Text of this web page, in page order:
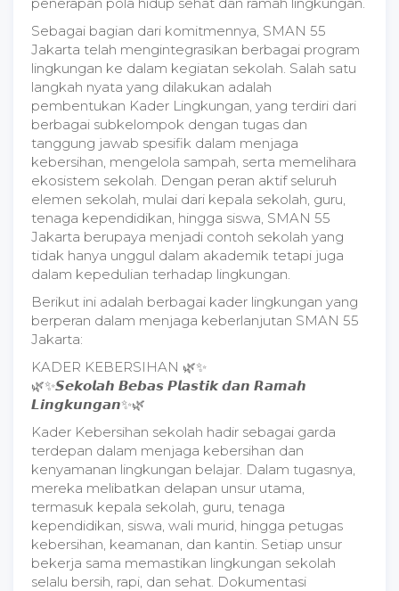
Sebagai bagian dari komitmennya, SMAN 55
Jakarta telah mengintegrasikan berbagai program
lingkungan ke dalam kegiatan sekolah. Salah satu
langkah nyata yang dilakukan adalah
pembentukan Kader Lingkungan, yang terdiri dari
berbagai subkelompok dengan tugas dan
tanggung jawab spesifik dalam menjaga
kebersihan, mengelola sampah, serta memelihara
ekosistem sekolah. Dengan peran aktif seluruh
elemen sekolah, mulai dari kepala sekolah, guru,
tenaga kependidikan, hingga siswa, SMAN 55
Jakarta berupaya menjadi contoh sekolah yang
tidak hanya unggul dalam akademik tetapi juga
dalam kepedulian terhadap lingkungan.
Berikut ini adalah berbagai kader lingkungan yang
berperan dalam menjaga keberlanjutan SMAN 55
Jakarta:
KADER KEBERSIHAN 🌿✨
🌿✨𝙎𝙚𝙠𝙤𝙡𝙖𝙝 𝘽𝙚𝙗𝙖𝙨 𝙋𝙡𝙖𝙨𝙩𝙞𝙠 𝙙𝙖𝙣 𝙍𝙖𝙢𝙖𝙝
𝙇𝙞𝙣𝙜𝙠𝙪𝙣𝙜𝙖𝙣✨🌿
Kader Kebersihan sekolah hadir sebagai garda
terdepan dalam menjaga kebersihan dan
kenyamanan lingkungan belajar. Dalam tugasnya,
mereka melibatkan delapan unsur utama,
termasuk kepala sekolah, guru, tenaga
kependidikan, siswa, wali murid, hingga petugas
kebersihan, keamanan, dan kantin. Setiap unsur
bekerja sama memastikan lingkungan sekolah
selalu bersih, rapi, dan sehat. Dokumentasi